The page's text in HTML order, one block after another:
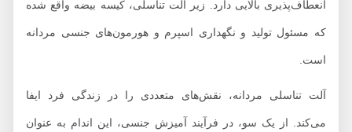
انعطاف‌پذیری بالایی دارد. زیر آلت تناسلی، کیسه بیضه واقع شده
که مسئول تولید و نگهداری اسپرم و هورمون‌های جنسی مردانه
است.
آلت تناسلی مردانه، نقش‌های متعددی را در زندگی فرد ایفا
می‌کند. از یک سو، در فرآیند آمیزش جنسی، این اندام به عنوان